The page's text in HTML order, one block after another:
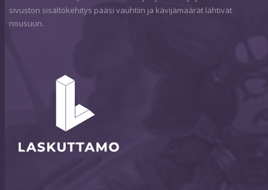
sivuston sisältökehitys pääsi vauhtiin ja kävijämäärät lähtivät
nousuun.